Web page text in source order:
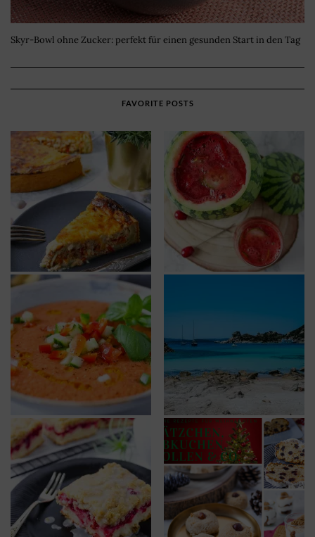
Skyr-Bowl ohne Zucker: perfekt für einen gesunden Start in den Tag
FAVORITE POSTS